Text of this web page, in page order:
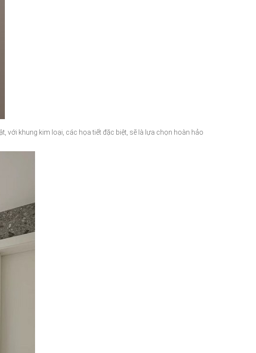
với khung kim loại, các họa tiết đặc biệt, sẽ là lựa chọn hoàn hảo